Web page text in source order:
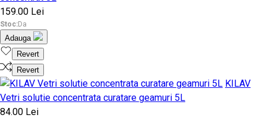
159.00 Lei
Stoc:Da
Adauga
Revert
Revert
KILAV
Vetri solutie concentrata curatare geamuri 5L
84.00 Lei